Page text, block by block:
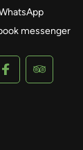
messenger